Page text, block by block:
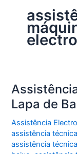
Lapa de
Assistência
assistência
assistência